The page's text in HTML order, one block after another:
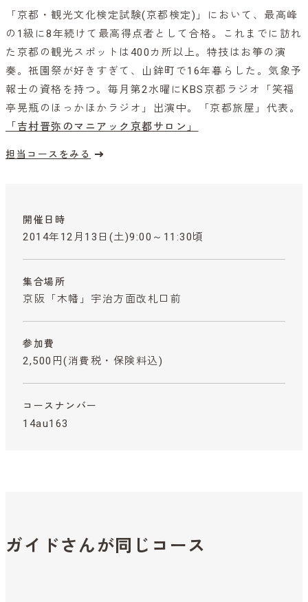
「京都・観光文化検定試験(京都検定)」において、最高峰
の1級に8年続けて最高得点者として合格。これまでに訪れ
た京都の観光スポットは400カ所以上。特技はお箏の演
奏。祇園祭が好きすぎて、山鉾町で16年暮らした。気象予
報士の資格を持つ。毎月第2水曜にKBS京都ラジオ「笑福
亭晃瓶のほっかほかラジオ」出演中。「京都旅屋」代表。
「吉村晋弥のマニアック京都サロン」
担当コースをみる
開催日時
2014年12月13日(土)9:00～11:30頃
集合場所
京阪「木幡」宇治方面改札口前
参加費
2,500円 (消費税・保険料込)
コースナンバー
14au163
ガイドさんが同じコース